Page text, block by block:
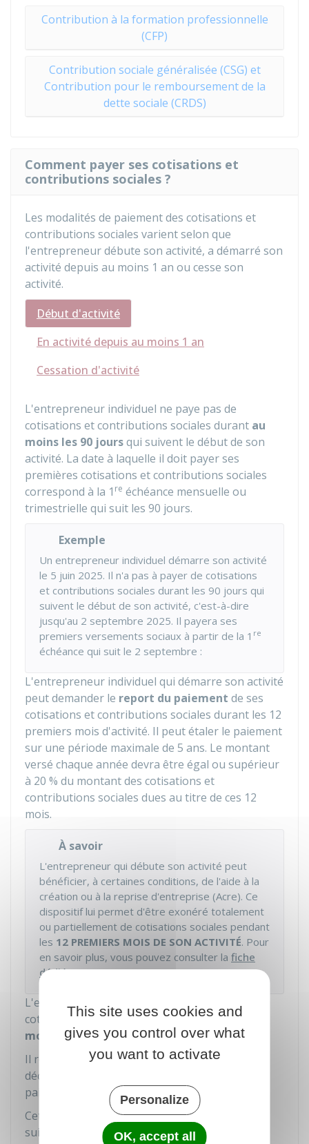
Contribution à la formation professionnelle
(CFP)
Contribution sociale généralisée (CSG) et
Contribution pour le remboursement de la
dette sociale (CRDS)
Comment payer ses cotisations et
contributions sociales ?
Les modalités de paiement des cotisations et
contributions sociales varient selon que
l'entrepreneur débute son activité, a démarré son
activité depuis au moins 1 an ou cesse son
activité.
Début d'activité
En activité depuis au moins 1 an
Cessation d'activité
L'entrepreneur individuel ne paye pas de
cotisations et contributions sociales durant au
moins les 90 joursqui suivent le début de son
activité. La date à laquelle il doit payer ses
premières cotisations et contributions sociales
correspond à la 1 re échéance mensuelle ou
trimestrielle qui suit les 90 jours.
Exemple
Un entrepreneur individuel démarre son activité
le 5 juin 2025. Il n'a pas à payer de cotisations
et contributions sociales durant les 90 jours qui
suivent le début de son activité, c'est-à-dire
jusqu'au 2 septembre 2025. Il payera ses
premiers versements sociaux à partir de la 1 re
échéance qui suit le 2 septembre :
L'entrepreneur individuel qui démarre son activité
peut demander le report du paiement de ses
cotisations et contributions sociales durant les 12
premiers mois d'activité. Il peut étaler le paiement
sur une période maximale de 5 ans. Le montant
versé chaque année devra être égal ou supérieur
à 20 % du montant des cotisations et
contributions sociales dues au titre de ces 12
mois.
À savoir
L'entrepreneur qui débute son activité peut
bénéficier, à certaines conditions, de l'aide à la
création ou à la reprise d'entreprise (Acre). Ce
dispositif lui permet d'être exonéré totalement
ou partiellement de cotisations sociales pendant
les 12 PREMIERS MOIS DE SON ACTIVITÉ. Pour
en savoir plus, vous pouvez consulter la fiche
dédiée.
L'entrepreneur individuel doit payer ses
cotisations et contributions sociales chaque
mois
Il reçoit dans les 15 jours qui suivent sa
déclaration de revenus un échéancier du
paiement de ses cotisations et contributions.
Cet échéancier contient les informations
suivantes :
This site uses cookies and
gives you control over what
you want to activate
Personalize
OK, accept all